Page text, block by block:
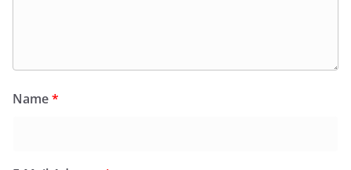
Name*